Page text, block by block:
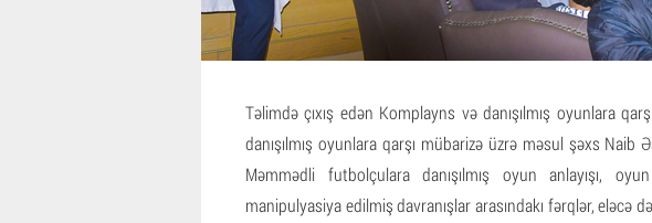
Təlimdə çıxış edən Komplayns və danışılmış oyunlara
danışılmış oyunlara qarşı mübarizə üzrə məsul şəxs
Məmmədli futbolçulara danışılmış oyun anlayışı,
manipulyasiya edilmiş davranışlar arasındakı fərqlər,